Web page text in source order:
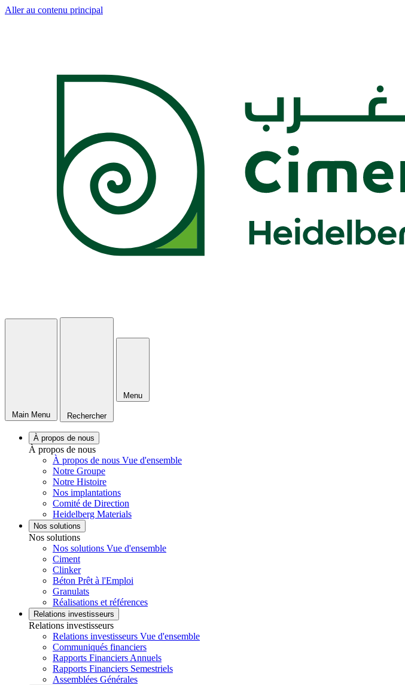
Aller au contenu principal
Main Menu Rechercher
Menu
À propos de nous
À propos de nous
À propos de nous Vue d'ensemble
Notre Groupe
Notre Histoire
Nos implantations
Comité de Direction
Heidelberg Materials
Nos solutions
Nos solutions
Nos solutions Vue d'ensemble
Ciment
Clinker
Béton Prêt à l'Emploi
Granulats
Réalisations et références
Relations investisseurs
Relations investisseurs
Relations investisseurs Vue d'ensemble
Communiqués financiers
Rapports Financiers Annuels
Rapports Financiers Semestriels
Assemblées Générales